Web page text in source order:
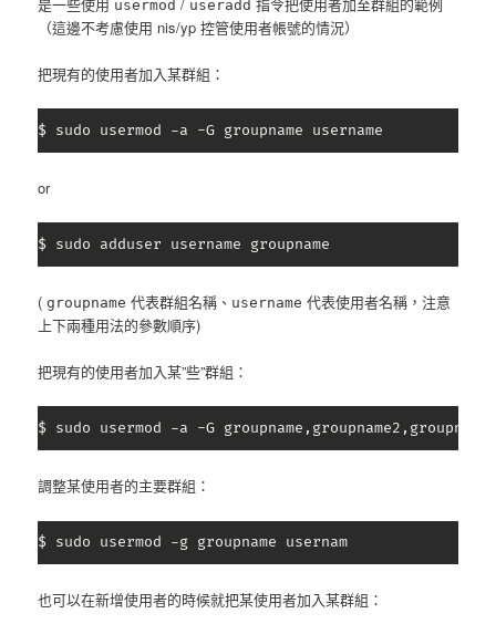
usermod useradd
（這邊不考慮使用 nis/yp 控管使用者帳號的情況）
把現有的使用者加入某群組：
$ sudo usermod -a -G groupname username
or
$ sudo adduser username groupname
(groupname 代表群組名稱、 username 代表使用者名稱，注意
上下兩種用法的參數順序)
把現有的使用者加入某”些”群組：
$ sudo usermod -a -G
調整某使用者的主要群組：
$ sudo usermod -g groupname usernam
也可以在新增使用者的時候就把某使用者加入某群組：